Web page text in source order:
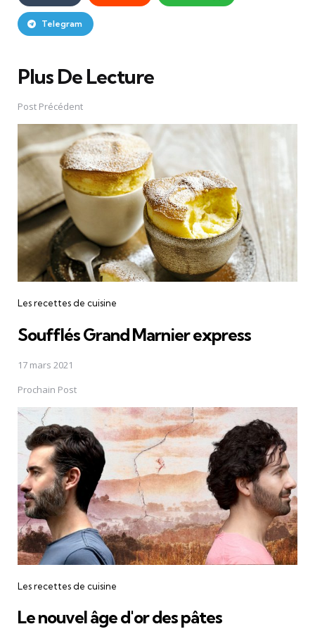
Telegram
Plus De Lecture
Post
navigation
Post Précédent
Les recettes de cuisine
Soufflés Grand Marnier express
17 mars 2021
Prochain Post
Les recettes de cuisine
Le nouvel âge d'or des pâtes